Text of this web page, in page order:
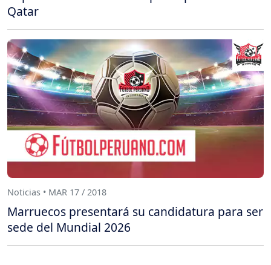
Qatar
Noticias • MAR 17 / 2018
Marruecos presentará su candidatura para ser
sede del Mundial 2026